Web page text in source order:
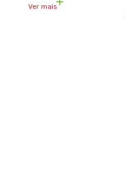
Ver mais